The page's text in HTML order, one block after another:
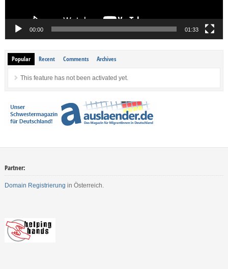
00:00 01:33
Popular Recent Comments Archives
This feature has not been activated yet.
Partner:
Domain Registrierung in Österreich.